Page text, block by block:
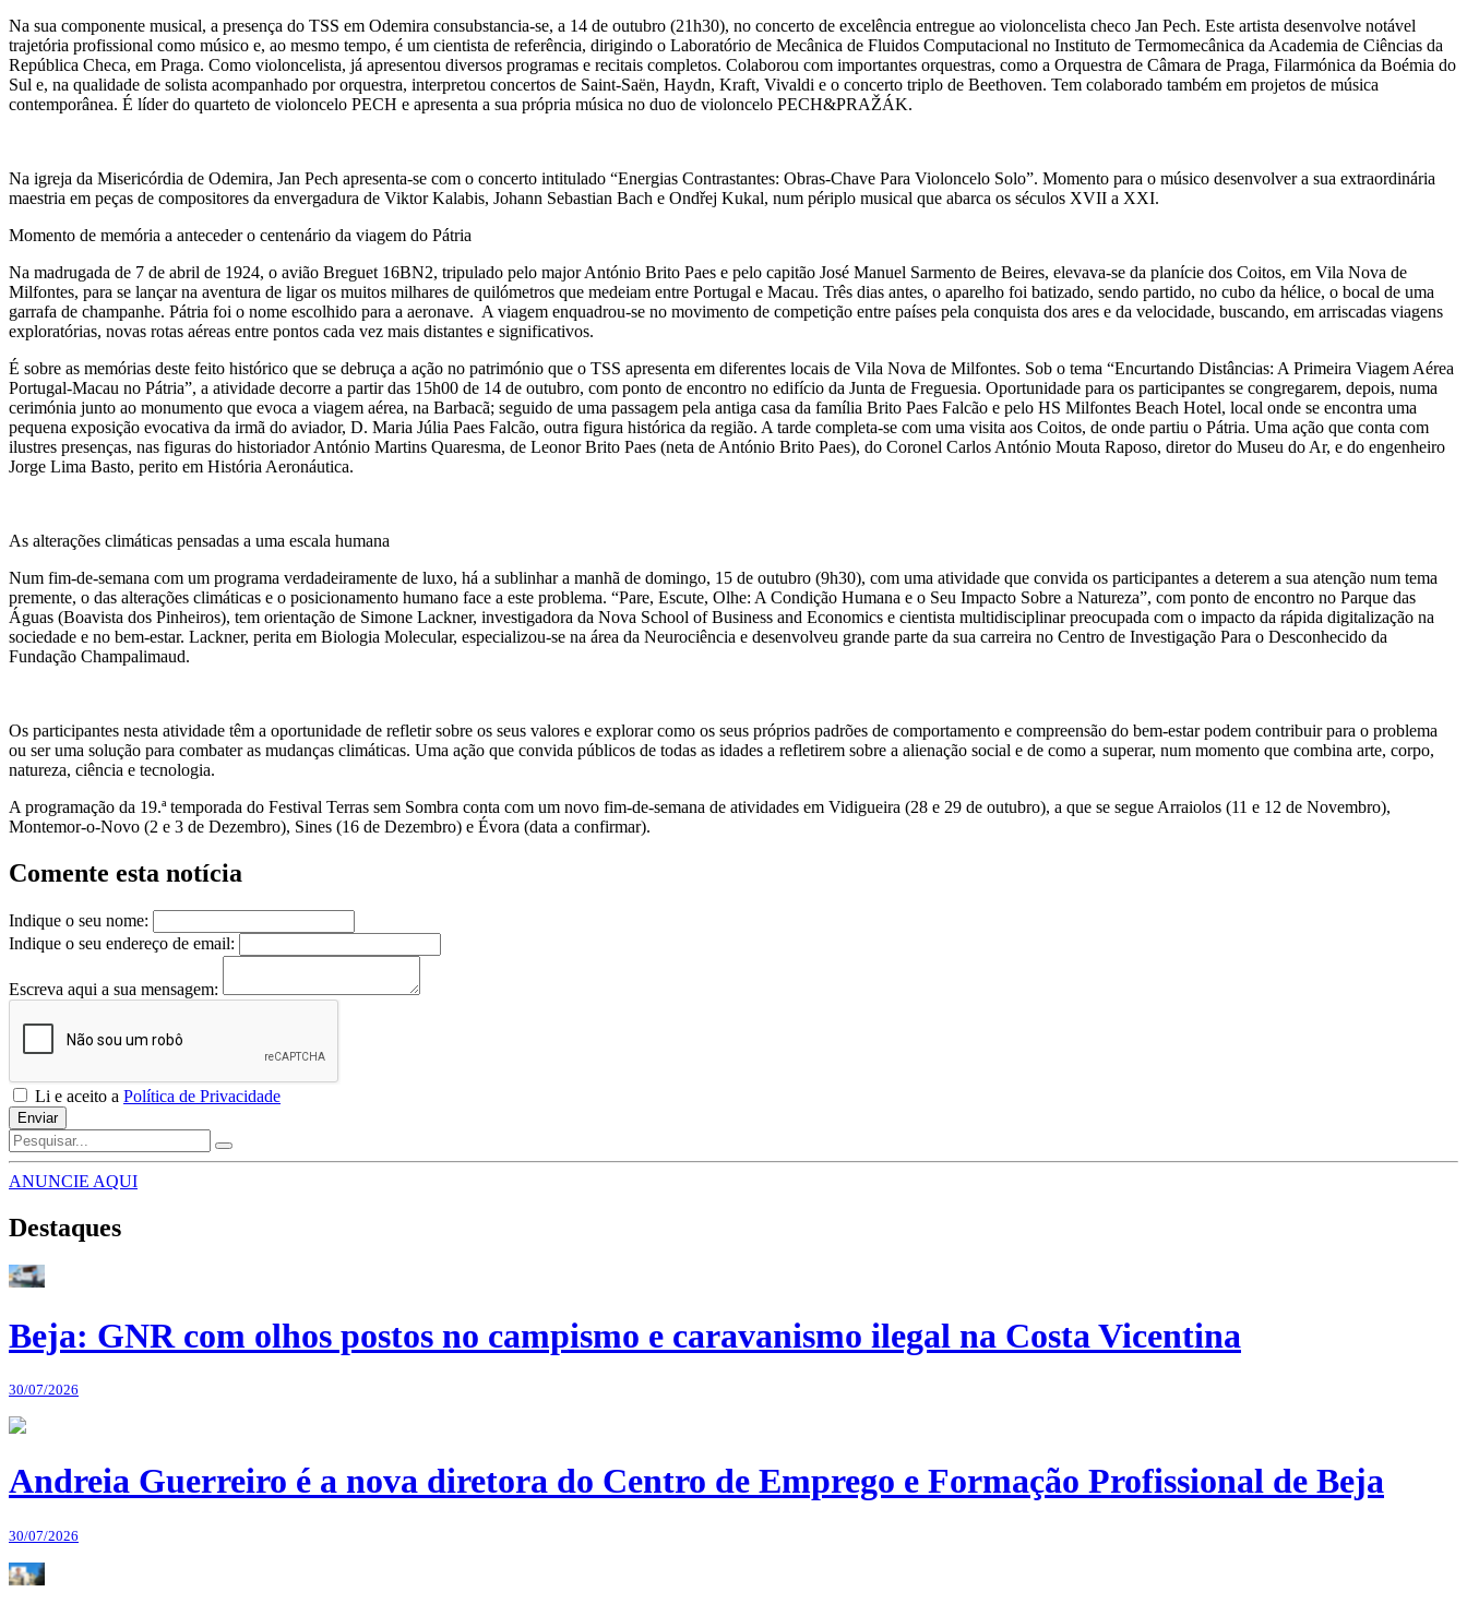
Na sua componente musical, a presença do TSS em Odemira consubstancia-se, a 14 de outubro (21h30), no concerto de excelência entregue ao violoncelista checo Jan Pech. Este artista desenvolve notável
trajetória profissional como músico e, ao mesmo tempo, é um cientista de referência, dirigindo o Laboratório de Mecânica de Fluidos Computacional no Instituto de Termomecânica da Academia de Ciências da
República Checa, em Praga. Como violoncelista, já apresentou diversos programas e recitais completos. Colaborou com importantes orquestras, como a Orquestra de Câmara de Praga, Filarmónica da Boémia do
Sul e, na qualidade de solista acompanhado por orquestra, interpretou concertos de Saint-Saën, Haydn, Kraft, Vivaldi e o concerto triplo de Beethoven. Tem colaborado também em projetos de música
contemporânea. É líder do quarteto de violoncelo PECH e apresenta a sua própria música no duo de violoncelo PECH&PRAŽÁK.
Na igreja da Misericórdia de Odemira, Jan Pech apresenta-se com o concerto intitulado “Energias Contrastantes: Obras-Chave Para Violoncelo Solo”. Momento para o músico desenvolver a sua extraordinária
maestria em peças de compositores da envergadura de Viktor Kalabis, Johann Sebastian Bach e Ondřej Kukal, num périplo musical que abarca os séculos XVII a XXI.
Momento de memória a anteceder o centenário da viagem do Pátria
Na madrugada de 7 de abril de 1924, o avião Breguet 16BN2, tripulado pelo major António Brito Paes e pelo capitão José Manuel Sarmento de Beires, elevava-se da planície dos Coitos, em Vila Nova de
Milfontes, para se lançar na aventura de ligar os muitos milhares de quilómetros que medeiam entre Portugal e Macau. Três dias antes, o aparelho foi batizado, sendo partido, no cubo da hélice, o bocal de uma
garrafa de champanhe. Pátria foi o nome escolhido para a aeronave. A viagem enquadrou-se no movimento de competição entre países pela conquista dos ares e da velocidade, buscando, em arriscadas viagens
exploratórias, novas rotas aéreas entre pontos cada vez mais distantes e significativos.
É sobre as memórias deste feito histórico que se debruça a ação no património que o TSS apresenta em diferentes locais de Vila Nova de Milfontes. Sob o tema “Encurtando Distâncias: A Primeira Viagem Aérea
Portugal-Macau no Pátria”, a atividade decorre a partir das 15h00 de 14 de outubro, com ponto de encontro no edifício da Junta de Freguesia. Oportunidade para os participantes se congregarem, depois, numa
cerimónia junto ao monumento que evoca a viagem aérea, na Barbacã; seguido de uma passagem pela antiga casa da família Brito Paes Falcão e pelo HS Milfontes Beach Hotel, local onde se encontra uma
pequena exposição evocativa da irmã do aviador, D. Maria Júlia Paes Falcão, outra figura histórica da região. A tarde completa-se com uma visita aos Coitos, de onde partiu o Pátria. Uma ação que conta com
ilustres presenças, nas figuras do historiador António Martins Quaresma, de Leonor Brito Paes (neta de António Brito Paes), do Coronel Carlos António Mouta Raposo, diretor do Museu do Ar, e do engenheiro
Jorge Lima Basto, perito em História Aeronáutica.
As alterações climáticas pensadas a uma escala humana
Num fim-de-semana com um programa verdadeiramente de luxo, há a sublinhar a manhã de domingo, 15 de outubro (9h30), com uma atividade que convida os participantes a deterem a sua atenção num tema
premente, o das alterações climáticas e o posicionamento humano face a este problema. “Pare, Escute, Olhe: A Condição Humana e o Seu Impacto Sobre a Natureza”, com ponto de encontro no Parque das
Águas (Boavista dos Pinheiros), tem orientação de Simone Lackner, investigadora da Nova School of Business and Economics e cientista multidisciplinar preocupada com o impacto da rápida digitalização na
sociedade e no bem-estar. Lackner, perita em Biologia Molecular, especializou-se na área da Neurociência e desenvolveu grande parte da sua carreira no Centro de Investigação Para o Desconhecido da
Fundação Champalimaud.
Os participantes nesta atividade têm a oportunidade de refletir sobre os seus valores e explorar como os seus próprios padrões de comportamento e compreensão do bem-estar podem contribuir para o problema
ou ser uma solução para combater as mudanças climáticas. Uma ação que convida públicos de todas as idades a refletirem sobre a alienação social e de como a superar, num momento que combina arte, corpo,
natureza, ciência e tecnologia.
A programação da 19.ª temporada do Festival Terras sem Sombra conta com um novo fim-de-semana de atividades em Vidigueira (28 e 29 de outubro), a que se segue Arraiolos (11 e 12 de Novembro),
Montemor-o-Novo (2 e 3 de Dezembro), Sines (16 de Dezembro) e Évora (data a confirmar).
Comente esta notícia
Indique o seu nome:
Indique o seu endereço de email:
Escreva aqui a sua mensagem:
Li e aceito a Política de Privacidade
Enviar
ANUNCIE AQUI
Destaques
Beja: GNR com olhos postos no campismo e caravanismo ilegal na Costa Vicentina
30/07/2026
Andreia Guerreiro é a nova diretora do Centro de Emprego e Formação Profissional de Beja
30/07/2026